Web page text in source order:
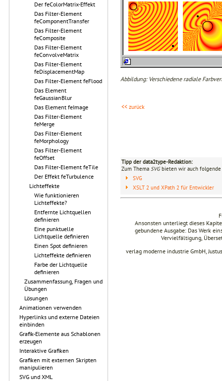
Der feColorMatrix-Effekt
Das Filter-Element
feComponentTransfer
Das Filter-Element
feComposite
Das Filter-Element
feConvolveMatrix
Das Filter-Element
feDisplacementMap
Das Filter-Element feFlood
Das Element
feGaussianBlur
Das Element feImage
Das Filter-Element
feMerge
Das Filter-Element
feMorphology
Das Filter-Element
feOffset
Das Filter-Element feTile
Der Effekt feTurbulence
Lichteffekte
Wie funktionieren
Lichteffekte?
Entfernte Lichtquellen
definieren
Eine punktuelle
Lichtquelle definieren
Einen Spot definieren
Lichteffekte definieren
Farbe der Lichtquelle
definieren
Zusammenfassung, Fragen und
Übungen
Lösungen
Animationen verwenden
Hyperlinks und externe Dateien
einbinden
Grafik-Elemente aus Schablonen
erzeugen
Interaktive Grafiken
Grafiken mit externen Skripten
manipulieren
SVG und XML
Abbildung: Verschiedene radiale
<< zurück
Tipp der data2type-Redaktion:
Zum Thema SVGbieten wir auch folgende
SVG
XSLT 2 und XPath 2 für Entwickler
Ansonsten unterliegt dieses
gebundene Ausgabe: Das Werk
Vervielfältigung,
verlag moderne industrie GmbH,